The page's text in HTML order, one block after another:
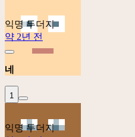
익명 두더지
약 2년 전
네
1
익명 두더지